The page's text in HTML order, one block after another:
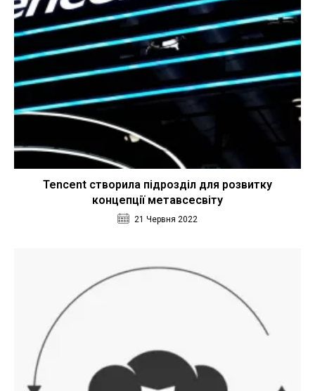
Tencent створила підрозділ для розвитку
концепції метавсесвіту
21 Червня 2022